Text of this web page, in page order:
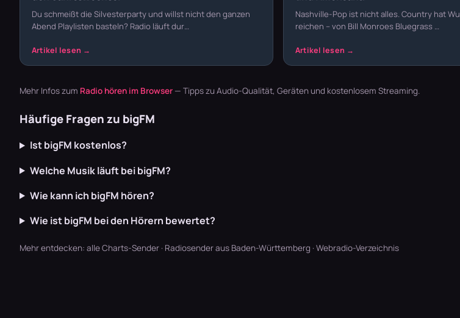
Du schmeißt die Silvesterparty und willst nicht den ganzen
Abend Playlisten basteln? Radio läuft dur…
Nashville-Pop ist nicht alles. Country hat
reichen – von Bill Monroes Bluegrass …
Mehr Infos zum Radio hören im Browser — Tipps zu Audio-Qualität, Geräten und kostenlosem Streaming.
Häufige Fragen zu bigFM
Ist bigFM kostenlos?
Welche Musik läuft bei bigFM?
Wie kann ich bigFM hören?
Wie ist bigFM bei den Hörern bewertet?
Mehr entdecken: alle Charts-Sender · Radiosender aus Baden-Württemberg · Webradio-Verzeichnis